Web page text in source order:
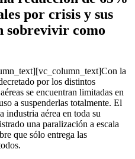
por crisis y sus
sobrevivir como
la
por los distintos
se encuentran limitadas en
a suspenderlas totalmente. El
industria aérea en toda su
una paralización a escala
que sólo entrega las